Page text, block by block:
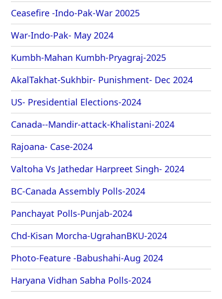
Ceasefire -Indo-Pak-War 20025
War-Indo-Pak- May 2024
Kumbh-Mahan Kumbh-Pryagraj-2025
AkalTakhat-Sukhbir- Punishment- Dec 2024
US- Presidential Elections-2024
Canada--Mandir-attack-Khalistani-2024
Rajoana- Case-2024
Valtoha Vs Jathedar Harpreet Singh- 2024
BC-Canada Assembly Polls-2024
Panchayat Polls-Punjab-2024
Chd-Kisan Morcha-UgrahanBKU-2024
Photo-Feature -Babushahi-Aug 2024
Haryana Vidhan Sabha Polls-2024